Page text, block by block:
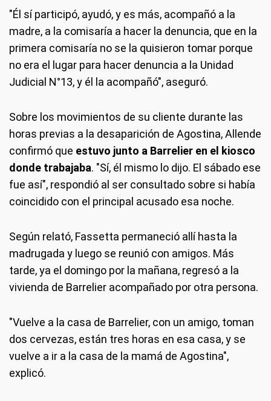
"Él sí participó, ayudó, y es más, acompañó a la
madre, a la comisaría a hacer la denuncia, que en la
primera comisaría no se la quisieron tomar porque
no era el lugar para hacer denuncia a la Unidad
Judicial N°13, y él la acompañó", aseguró.
Sobre los movimientos de su cliente durante las
horas previas a la desaparición de Agostina, Allende
confirmó que estuvo junto a Barrelier en el kiosco
donde trabajaba. "Sí, él mismo lo dijo. El sábado ese
fue así", respondió al ser consultado sobre si había
coincidido con el principal acusado esa noche.
Según relató, Fassetta permaneció allí hasta la
madrugada y luego se reunió con amigos. Más
tarde, ya el domingo por la mañana, regresó a la
vivienda de Barrelier acompañado por otra persona.
"Vuelve a la casa de Barrelier, con un amigo, toman
dos cervezas, están tres horas en esa casa, y se
vuelve a ir a la casa de la mamá de Agostina",
explicó.